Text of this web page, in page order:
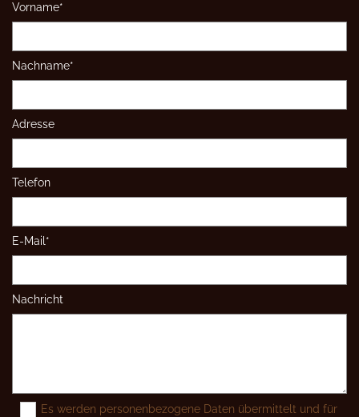
Vorname*
Nachname*
Adresse
Telefon
E-Mail*
Nachricht
Es werden personenbezogene Daten übermittelt und für